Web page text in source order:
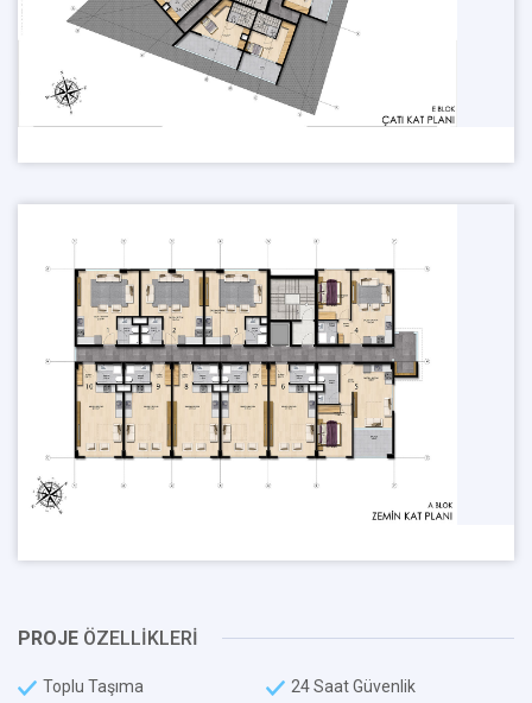
PROJE ÖZELLİKLERİ
Toplu Taşıma
24 Saat Güvenlik